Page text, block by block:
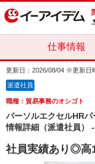
仕事情報
更新日：2026/08/04 ※更新日
派遣社員
職種：貿易事務のオシゴト
パーソルエクセルHR
情報詳細（派遣社員）
社員実績あり◎高